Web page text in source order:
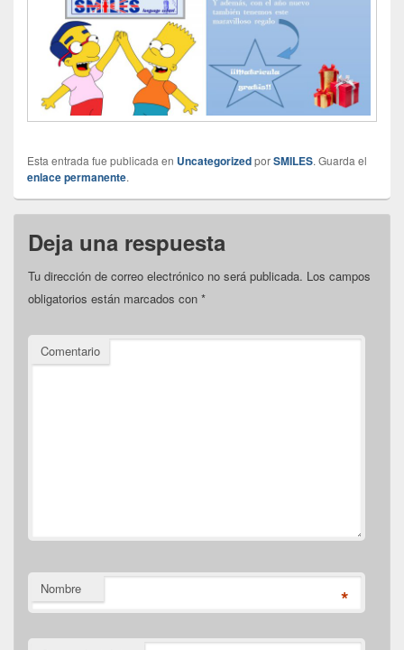
Esta entrada fue publicada en UncategorizedporSMILES. Guarda el
enlace permanente.
Deja una respuesta
Tu dirección de correo electrónico no será publicada. Los campos
obligatorios están marcados con *
Comentario
Nombre *